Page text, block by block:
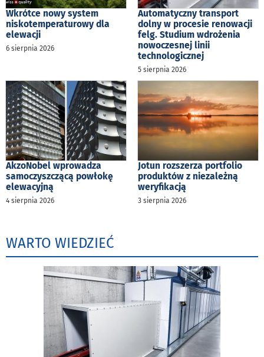
Wkrótce nowy system
niskotemperaturowy dla
elewacji
6 sierpnia 2026
Automatyczny transport
dolny w procesie renowacji
felg. Studium wdrożenia
nowoczesnej linii
technologicznej
5 sierpnia 2026
AkzoNobel wprowadza
samoczyszczącą powłokę
elewacyjną
4 sierpnia 2026
Jotun rozszerza portfolio
produktów z niezależną
weryfikacją
3 sierpnia 2026
WARTO WIEDZIEĆ